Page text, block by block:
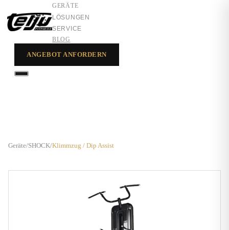
GERÄTE
LÖSUNGEN
SERVICE
BLOG
ANGEBOT ANFORDERN
Geräte/SHOCK/Klimmzug / Dip Assist